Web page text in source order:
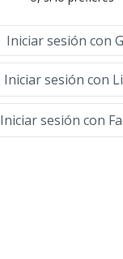
Iniciar sesión con
Iniciar sesión con
Iniciar sesión con